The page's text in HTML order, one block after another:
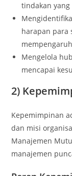
tindakan
harapan para
Mengelola
mencapai
2)
Kepemimpinan
dan misi
Manajemen
manajemen